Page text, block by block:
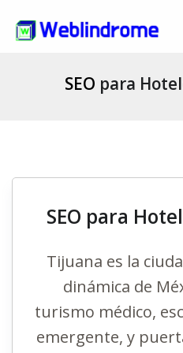
SEO para
SEO para
Tijuana es la
dinámica de
turismo médico,
emergente, y